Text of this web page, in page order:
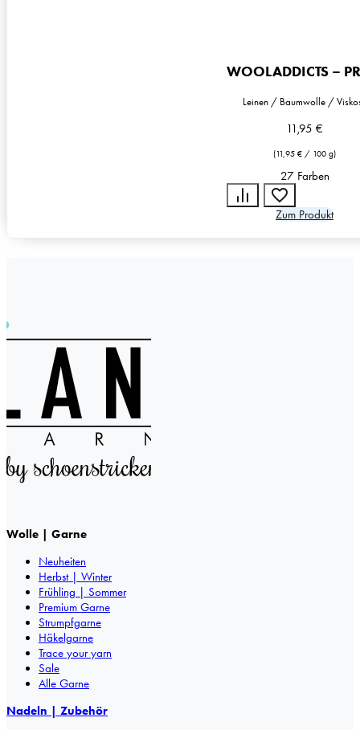
WOOLADDICTS –
Leinen / Baumwolle /
11,95 €
(11,95 € / 100 g)
27 Farben
Zum Produkt
Wolle | Garne
Neuheiten
Herbst | Winter
Frühling | Sommer
Premium Garne
Strumpfgarne
Häkelgarne
Trace your yarn
Sale
Alle Garne
Nadeln | Zubehör